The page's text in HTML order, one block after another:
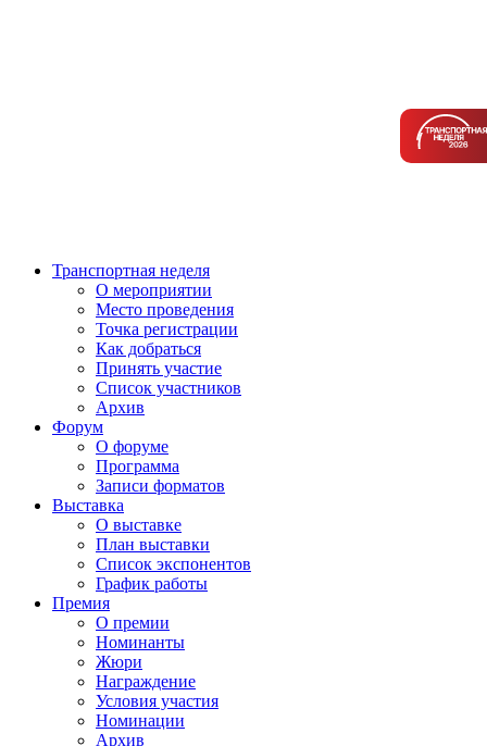
Транспортная неделя
О мероприятии
Место проведения
Точка регистрации
Как добраться
Принять участие
Список участников
Архив
Форум
О форуме
Программа
Записи форматов
Выставка
О выставке
План выставки
Список экспонентов
График работы
Премия
О премии
Номинанты
Жюри
Награждение
Условия участия
Номинации
Архив